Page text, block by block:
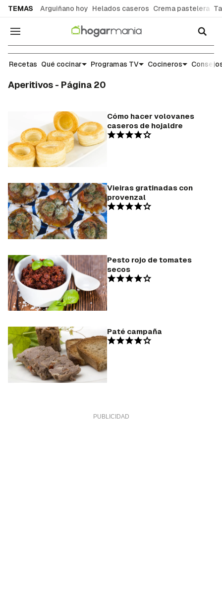
TEMAS Arguiñano hoy Helados caseros Crema pastelera
Navegación
Recetas Qué cocinar Programas TV Cocineros
Aperitivos - Página 20
Cómo hacer volovanes
caseros de hojaldre
Vieiras gratinadas con
provenzal
Pesto rojo de tomates
secos
Paté campaña